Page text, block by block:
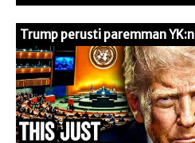
Trump perusti paremman YK:n